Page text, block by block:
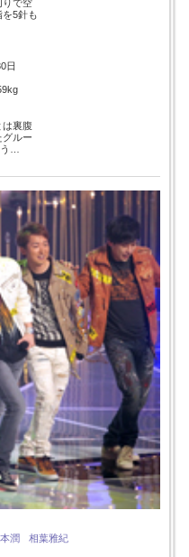
りで空
5針も
日
は裏腹
グルー
…
潤
相葉雅紀